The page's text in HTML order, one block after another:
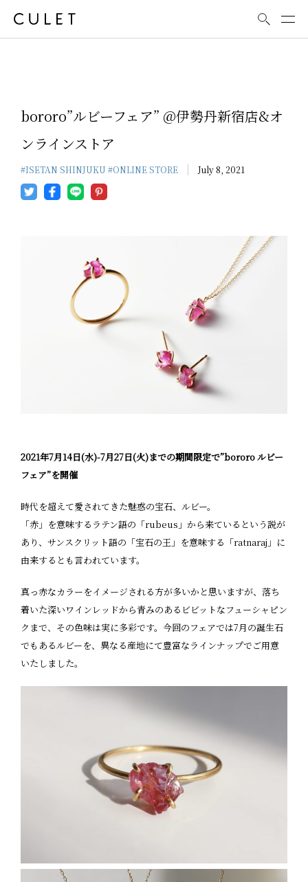
News
bororo”ルビーフェア” @伊勢丹新宿店&オ
ンラインストア
#ISETAN SHINJUKU #ONLINE STORE July 8, 2021
2021年7月14日(水)-7月27日(火)までの期間限定で”bororo ルビー
フェア”を開催
時代を超えて愛されてきた魅惑の宝石、ルビー。
「赤」を意味するラテン語の「rubeus」から来ているという説が
あり、サンスクリット語の「宝石の王」を意味する「ratnaraj」に
由来するとも言われています。
真っ赤なカラーをイメージされる方が多いかと思いますが、落ち
着いた深いワインレッドから青みのあるビビットなフューシャピン
クまで、その色味は実に多彩です。今回のフェアでは7月の誕生石
でもあるルビーを、異なる産地にて豊富なラインナップでご用意
いたしました。